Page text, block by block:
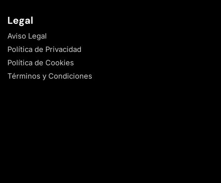
Legal
Aviso Legal
Política de Privacidad
Política de Cookies
Términos y Condiciones